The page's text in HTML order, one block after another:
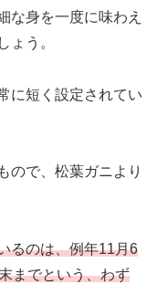
な身を一度に味わえ
ょう。
に短く設定されてい
ので、松葉ガニより
るのは、例年11月6
までという、わず